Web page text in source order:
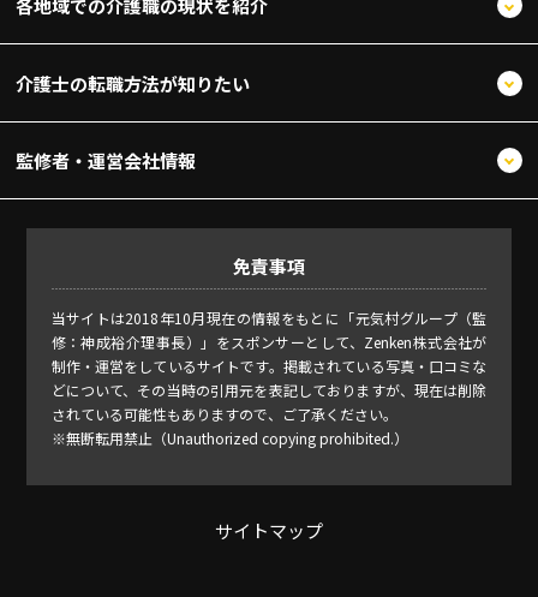
各地域での介護職の現状を紹介
介護士の転職方法が知りたい
監修者・運営会社情報
免責事項
当サイトは2018年10月現在の情報をもとに「元気村グループ（監
修：神成裕介理事長）」をスポンサーとして、Zenken株式会社が
制作・運営をしているサイトです。掲載されている写真・口コミな
どについて、その当時の引用元を表記しておりますが、現在は削除
されている可能性もありますので、ご了承ください。
※無断転用禁止（Unauthorized copying prohibited.）
サイトマップ